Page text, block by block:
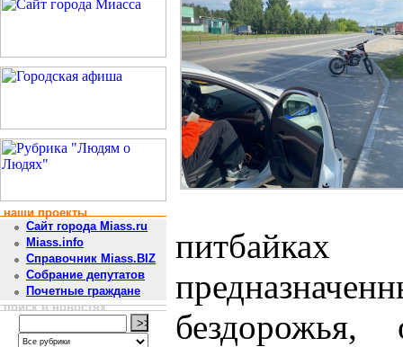
наши проекты
Сайт города Miass.ru
Miass.info
Справочник Miass.BIZ
Собрание депутатов
Почетные граждане
поиск в новостях